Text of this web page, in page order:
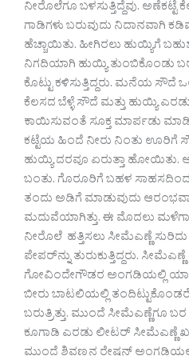
ನೀರೊಲೆಗೂ ಬಳಸುತ್ತಿದ್ದೆವು.
ಗಾಡಿಗಳು ಬರುವುದು
ಹೆಚ್ಚಾಯಿತು. ಹೀಗಿರಲು ಹುಯ್ಯಿಗೆ
ನಿಗದಿಯಾಗಿ ಹುಯ್ಯಿ ತುಂಬಿಕೊಂಡು
ಕೊಟ್ಟು ಕಳಿಸುತ್ತಿದ್ದರು. ಮನೆಯ
ಕೆಲಸದ ಬೆಳ್ಳೆ ಸೌದೆ ಮತ್ತು ಹುಯ್ಯಿ
ಕಾಯಿಸುವಂತೆ ಸೂಕ್ತ ಮಾರ್ಪಡು
ಕಟ್ಟೆಯ ಹಿಂದೆ ನೀರು ನಿಂತು ಊರಿಗೆ
ಹುಯ್ಯಿ ದರವೂ ಏರುತ್ತಾ ಹೋಯಿತು.
ಬಂತು. ಗೊರೂರಿಗೆ ಬಹಳ
ತಂದು ಅಡಿಗೆ ಮಾಡುವುದು
ಮದುವೆಯಾಗಿತ್ತು. ಈ ಮೊದಲು
ನೀರೊಲೆ ಹತ್ತಿಸಲು ಸೀಮೆಎಣ್ಣೆ ಸುರಿದು
ಪೇಪರ್‌ನ್ನು ತುರುಕುತ್ತಿದ್ದರು.
ಗೋವಿಂದೇಗೌಡರ ಅಂಗಡಿಯಲ್ಲಿ
ಬೀರು ಬಾಟಲಿಯಲ್ಲಿ
ಬರುತ್ರಿತ್ತು. ಮುಂದೆ ಸೀಮೆಎಣ್ಣೆಗೂ ಬರ
ಕೂಗಾಡಿ ಎರಡು ಲೀಟರ್ ಸೀಮೆಎಣ್ಣೆ